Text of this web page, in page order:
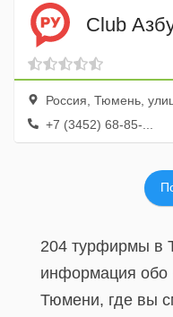
Club
Россия, Тюмень, улица
+7 (3452) 68-85-...
204 турфирмы в
информация обо
Тюмени, где вы